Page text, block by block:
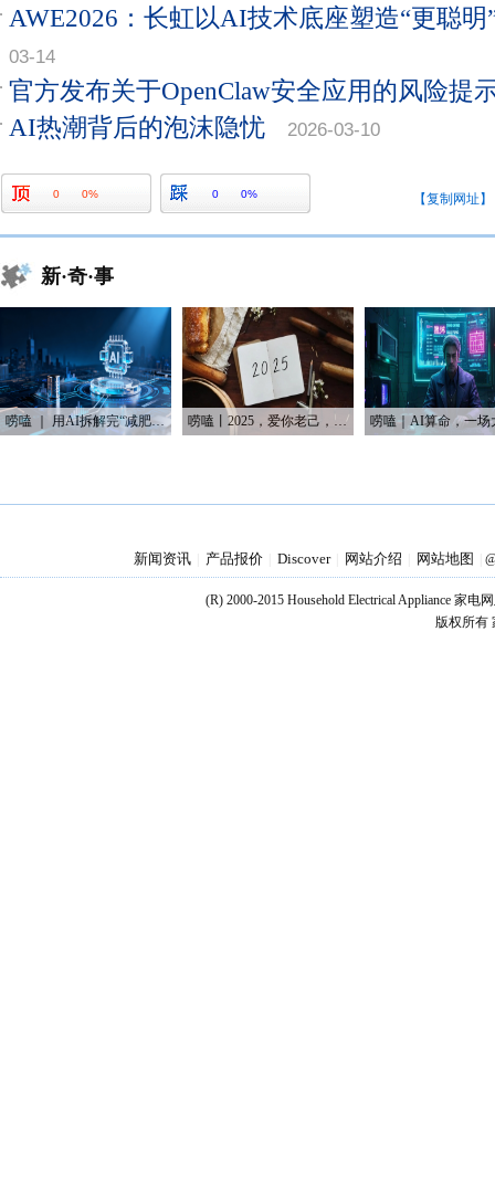
AWE2026：长虹以AI技术底座塑造“更聪明
03-14
官方发布关于OpenClaw安全应用的风险提
AI热潮背后的泡沫隐忧
2026-03-10
0 0% 0 0% 【复制网址】
新·奇·事
唠嗑 ｜ 用AI拆解完“减肥逻辑”后，我发现了内容行业的底层套路 唠嗑丨2025，爱你老己，明天见
新闻资讯 产品报价 Discover 网站介绍 网站地图
(R) 2000-2015 Household Electrical Appliance 家电
版权所有